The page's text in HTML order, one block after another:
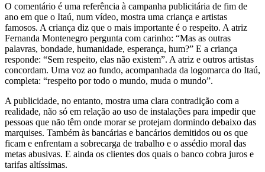
O comentário é uma referência à campanha publicitária de fim de
ano em que o Itaú, num vídeo, mostra uma criança e artistas
famosos. A criança diz que o mais importante é o respeito. A atriz
Fernanda Montenegro pergunta com carinho: “Mas as outras
palavras, bondade, humanidade, esperança, hum?” E a criança
responde: “Sem respeito, elas não existem”. A atriz e outros artistas
concordam. Uma voz ao fundo, acompanhada da logomarca do Itaú,
completa: “respeito por todo o mundo, muda o mundo”.
A publicidade, no entanto, mostra uma clara contradição com a
realidade, não só em relação ao uso de instalações para impedir que
pessoas que não têm onde morar se protejam dormindo debaixo das
marquises. Também às bancárias e bancários demitidos ou os que
ficam e enfrentam a sobrecarga de trabalho e o assédio moral das
metas abusivas. E ainda os clientes dos quais o banco cobra juros e
tarifas altíssimas.